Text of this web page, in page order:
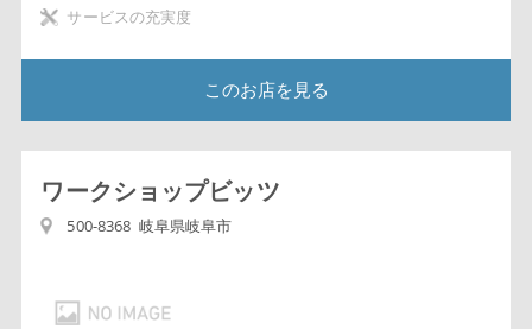
サービスの充実度
このお店を見る
ワークショップビッツ
500-8368 岐阜県岐阜市